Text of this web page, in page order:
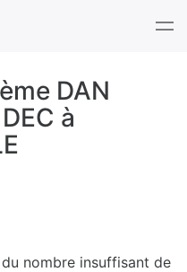
DAN
à
nombre insuffisant de